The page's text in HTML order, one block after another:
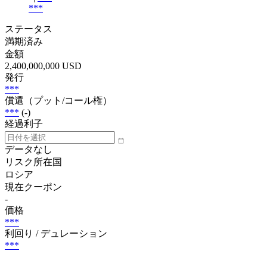
***
ステータス
満期済み
金額
2,400,000,000 USD
発行
***
償還（プット/コール権）
*** (-)
経過利子
データなし
リスク所在国
ロシア
現在クーポン
-
価格
***
利回り / デュレーション
***